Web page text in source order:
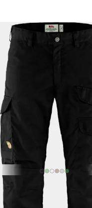
FJÄLLRÄVEN
Men's Vidda Pro Trousers